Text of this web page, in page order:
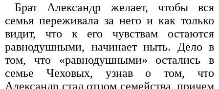
Брат Александр желает, чтобы вся
семья переживала за него и как только
видит, что к его чувствам остаются
равнодушными, начинает ныть. Дело в
том, что «равнодушными» остались в
семье Чеховых, узнав о том, что
Александр стал отцом семейства, причем